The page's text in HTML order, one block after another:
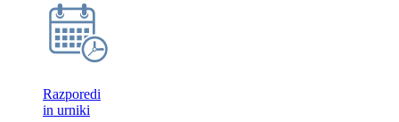
Razporedi
in urniki